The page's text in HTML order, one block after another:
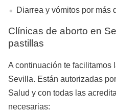
Diarrea y vómitos por más
Clínicas de aborto en
pastillas
A continuación te facilitamos
Sevilla. Están autorizadas
Salud y con todas las
necesarias: